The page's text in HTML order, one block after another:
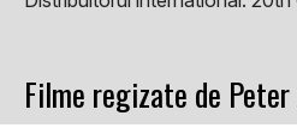
Filme regizate de Peter